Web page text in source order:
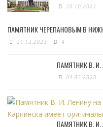
20.10.2021
ПАМЯТНИК ЧЕРЕПАНОВЫМ В
21.12.2023 4
ПАМЯТНИК В.
04.03.2020
ПАМЯТНИК В.